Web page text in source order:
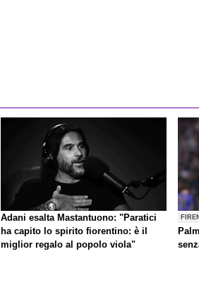
Adani esalta Mastantuono: "Paratici
ha capito lo spirito fiorentino: è il
miglior regalo al popolo viola"